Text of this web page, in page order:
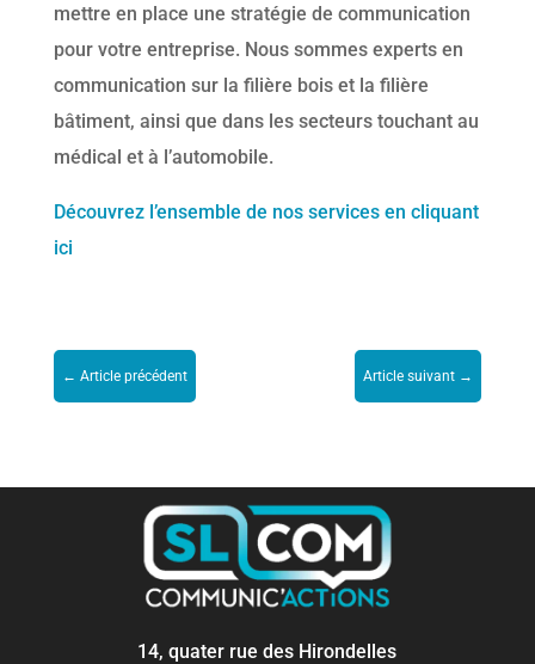
mettre en place une stratégie de communication
pour votre entreprise. Nous sommes experts en
communication sur la filière bois et la filière
bâtiment, ainsi que dans les secteurs touchant au
médical et à l’automobile.
Découvrez l’ensemble de nos services en cliquant
ici
← Article précédent Article suivant →
14, quater rue des Hirondelles